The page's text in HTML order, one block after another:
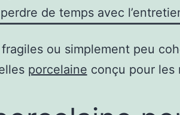
de temps avec
ou simplement peu
porcelaine conçu pour les